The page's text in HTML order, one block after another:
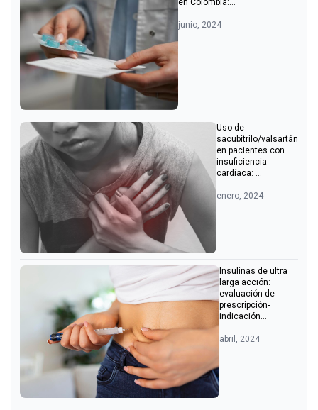
en Colombia:...
junio, 2024
Uso de
sacubitrilo/valsartán
en pacientes con
insuficiencia
cardíaca: ...
enero, 2024
Insulinas de ultra
larga acción:
evaluación de
prescripción-
indicación...
abril, 2024